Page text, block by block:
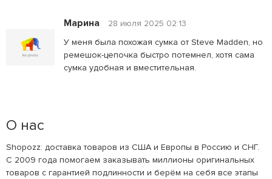
Марина
28 июля 2025 02:13
У меня была похожая сумка от Steve Madden, но
ремешок-цепочка быстро потемнел, хотя сама
сумка удобная и вместительная.
О нас
Shopozz: доставка товаров из США и Европы в Россию и СНГ.
С 2009 года помогаем заказывать миллионы оригинальных
товаров с гарантией подлинности и берём на себя все этапы